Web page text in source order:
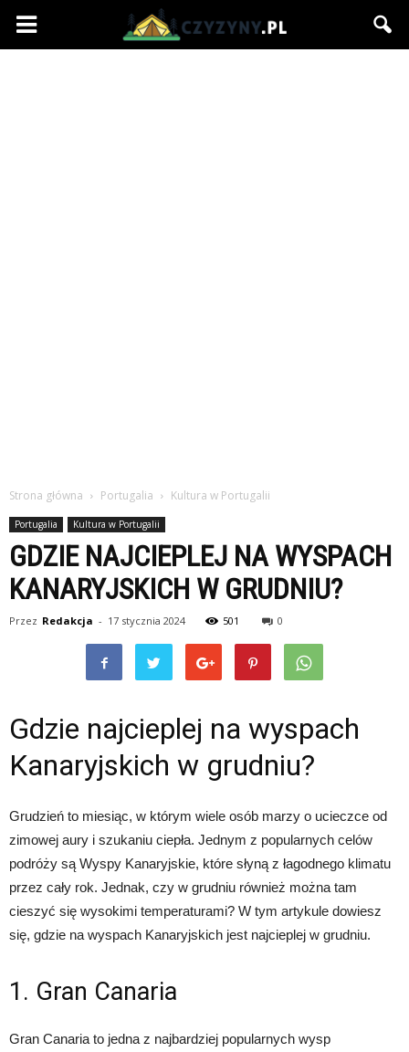
Czyzyny.pl
Strona główna Portugalia Kultura w Portugalii
Portugalia Kultura w Portugalii
GDZIE NAJCIEPLEJ NA WYSPACH
KANARYJSKICH W GRUDNIU?
Przez Redakcja - 17 stycznia 2024 501 0
Gdzie najcieplej na wyspach
Kanaryjskich w grudniu?
Grudzień to miesiąc, w którym wiele osób marzy o ucieczce od
zimowej aury i szukaniu ciepła. Jednym z popularnych celów
podróży są Wyspy Kanaryjskie, które słyną z łagodnego klimatu
przez cały rok. Jednak, czy w grudniu również można tam
cieszyć się wysokimi temperaturami? W tym artykule dowiesz
się, gdzie na wyspach Kanaryjskich jest najcieplej w grudniu.
1. Gran Canaria
Gran Canaria to jedna z najbardziej popularnych wysp